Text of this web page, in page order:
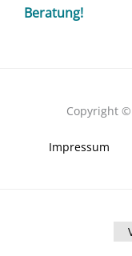
Beratung!
Copyright
Impressum